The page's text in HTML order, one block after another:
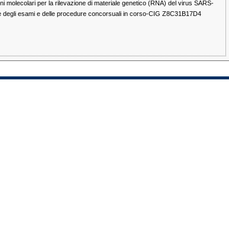
molecolari per la rilevazione di materiale genetico (RNA) del virus SARS-
esami e delle procedure concorsuali in corso-CIG Z8C31B17D4